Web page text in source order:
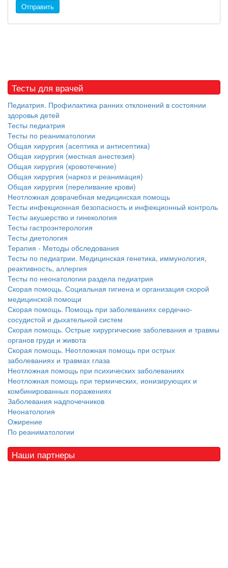
Отправить
Тесты для врачей
Педиатрия. Профилактика ранних отклонений в состоянии
здоровья детей
Тесты педиатрия
Тесты по реаниматологии
Общая хирургия (асептика и антисептика)
Общая хирургия (местная анестезия)
Общая хирургия (кровотечение)
Общая хирургия (наркоз и реанимация)
Общая хирургия (переливание крови)
Неотложная доврачебная медицинская помощь
Тесты инфекционная безопасность и инфекционный контроль
Тесты акушерство и гинекология
Тесты гастроэнтерология
Тесты диетология
Терапия - Методы обследования
Тесты по педиатрии. Медицинская генетика, иммунология,
реактивность, аллергия
Тесты по неонатологии раздела педиатрия
Скорая помощь. Социальная гигиена и организация скорой
медицинской помощи
Скорая помощь. Помощь при заболеваниях сердечно-
сосудистой и дыхательной систем
Скорая помощь. Острые хирургические заболевания и травмы
органов груди и живота
Скорая помощь. Неотложная помощь при острых
заболеваниях и травмах глаза
Неотложная помощь при психических заболеваниях
Неотложная помощь при термических, ионизирующих и
комбинированных поражениях
Заболевания надпочечников
Неонатология
Ожирение
По реаниматологии
Наши партнеры